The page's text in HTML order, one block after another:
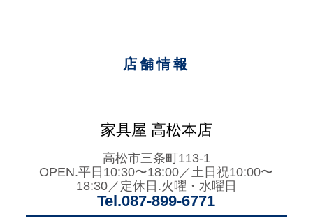
店舗情報
家具屋 高松本店
高松市三条町113-1
OPEN.平日10:30〜18:00／土日祝10:00〜
18:30／定休日.火曜・水曜日
Tel.087-899-6771